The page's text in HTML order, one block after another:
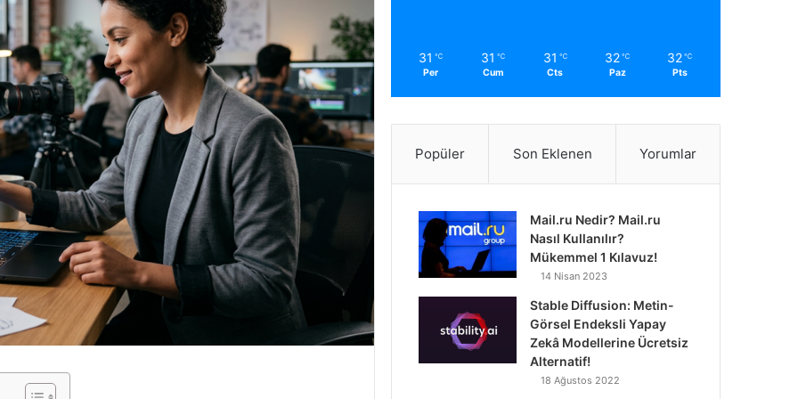
31 ℃
Per
31 ℃
Cum
31 ℃
Cts
32 ℃
Paz
32 ℃
Pts
Popüler Son Eklenen Yorumlar
Mail.ru Nedir? Mail.ru
Nasıl Kullanılır?
Mükemmel 1 Kılavuz!
14 Nisan 2023
Stable Diffusion: Metin-
Görsel Endeksli Yapay
Zekâ Modellerine Ücretsiz
Alternatif!
18 Ağustos 2022